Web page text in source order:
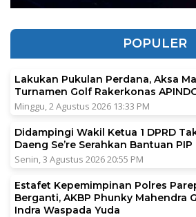
POPULER
Lakukan Pukulan Perdana, Aksa
Turnamen Golf Rakerkonas
Minggu, 2 Agustus 2026 13:33 PM
Didampingi Wakil Ketua 1 DPRD
Daeng Se’re Serahkan Bantuan
Senin, 3 Agustus 2026 20:55 PM
Estafet Kepemimpinan Polres
Berganti, AKBP Phunky Mahendra
Indra Waspada Yuda